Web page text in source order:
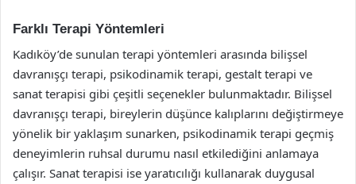
Farklı Terapi Yöntemleri
Kadıköy’de sunulan terapi yöntemleri arasında bilişsel
davranışçı terapi, psikodinamik terapi, gestalt terapi ve
sanat terapisi gibi çeşitli seçenekler bulunmaktadır. Bilişsel
davranışçı terapi, bireylerin düşünce kalıplarını değiştirmeye
yönelik bir yaklaşım sunarken, psikodinamik terapi geçmiş
deneyimlerin ruhsal durumu nasıl etkilediğini anlamaya
çalışır. Sanat terapisi ise yaratıcılığı kullanarak duygusal